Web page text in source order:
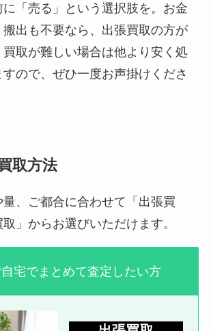
「売る」という選択肢を。お金
出も不要なら、出張買取の方が
取が難しい場合は他より安く処
ので、ぜひ一度お声掛けくださ
取方法
、ご都合に合わせて「出張買
」からお選びいただけます。
自宅でまとめて査定したい方